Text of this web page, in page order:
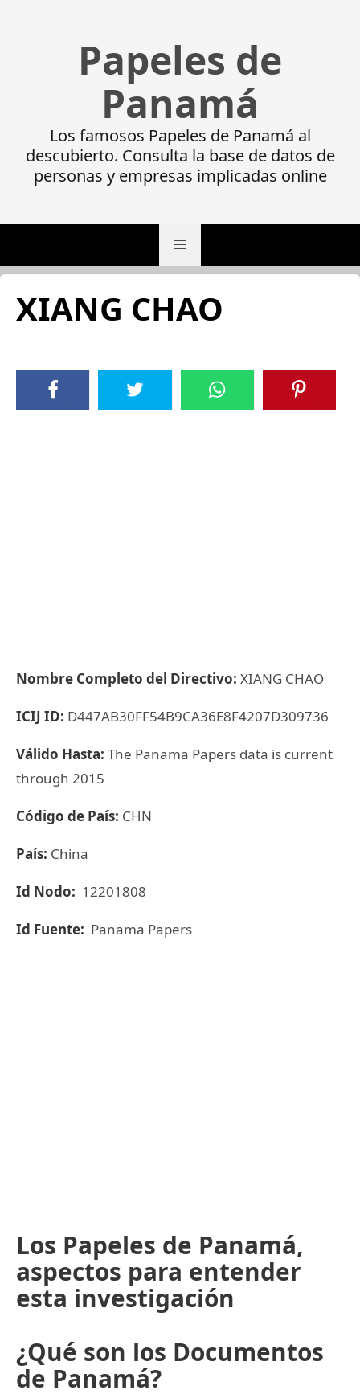
Papeles de
Panamá
Los famosos Papeles de Panamá al
descubierto. Consulta la base de datos de
personas y empresas implicadas online
XIANG CHAO
Nombre Completo del Directivo: XIANG CHAO
ICIJ ID: D447AB30FF54B9CA36E8F4207D309736
Válido Hasta: The Panama Papers data is current
through 2015
Código de País: CHN
País: China
Id Nodo: 12201808
Id Fuente: Panama Papers
Los Papeles de Panamá,
aspectos para entender
esta investigación
¿Qué son los Documentos
de Panamá?